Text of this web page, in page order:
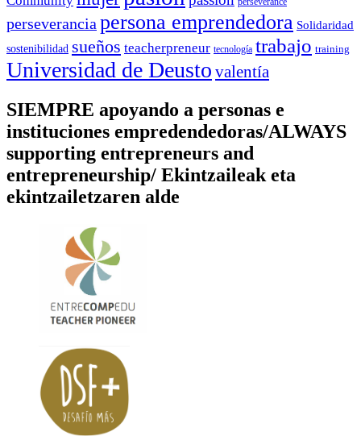
perseverancia persona emprendedora Solidaridad
sostenibilidad sueños teacherpreneur tecnología trabajo training
Universidad de Deusto valentía
SIEMPRE apoyando a personas e
instituciones empredendedoras/ALWAYS
supporting entrepreneurs and
entrepreneurship/ Ekintzaileak eta
ekintzailetzaren alde